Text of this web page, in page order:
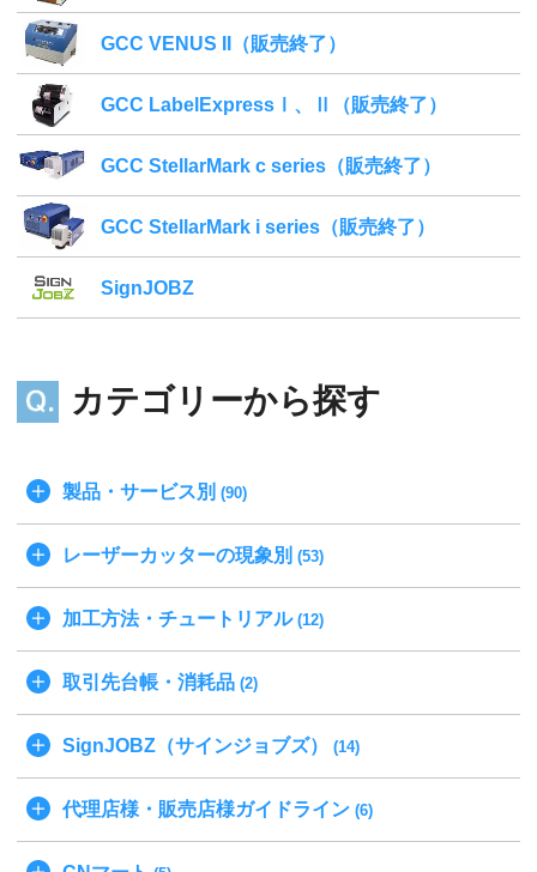
GCC VENUS II（販売終了）
GCC LabelExpressⅠ、Ⅱ（販売終了）
GCC StellarMark c series（販売終了）
GCC StellarMark i series（販売終了）
SignJOBZ
カテゴリーから探す
製品・サービス別 (90)
レーザーカッターの現象別 (53)
加工方法・チュートリアル(12)
取引先台帳・消耗品 (2)
SignJOBZ（サインジョブズ） (14)
代理店様・販売店様ガイドライン (6)